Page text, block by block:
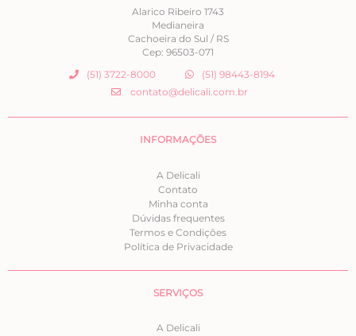
Alarico Ribeiro 1743
Medianeira
Cachoeira do Sul / RS
Cep: 96503-071
(51) 3722-8000
(51) 98443-8194
contato@delicali.com.br
INFORMAÇÕES
A Delicali
Contato
Minha conta
Dúvidas frequentes
Termos e Condições
Política de Privacidade
SERVIÇOS
A Delicali